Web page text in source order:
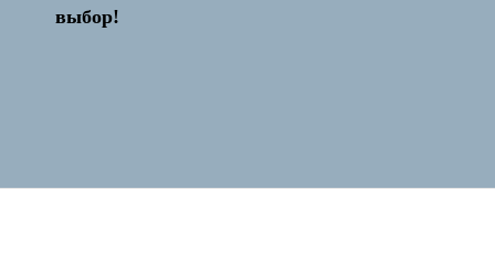
выбор!